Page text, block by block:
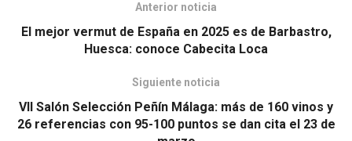
Anterior noticia
El mejor vermut de España en 2025 es de Barbastro,
Huesca: conoce Cabecita Loca
Siguiente noticia
VII Salón Selección Peñín Málaga: más de 160 vinos y
26 referencias con 95-100 puntos se dan cita el 23 de